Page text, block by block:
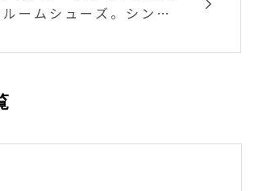
ルームシューズ。シンプ
問わずご使用いただけ
、、、なんてのも良いで
ね♡.@haus_zakka こち